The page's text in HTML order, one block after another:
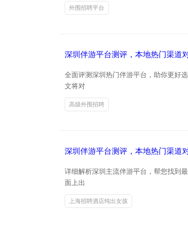
外围招聘平台
深圳伴游平台测评，本地热门渠道
全面评测深圳热门伴游平台，助你更好
文将对
高级外围招聘
深圳伴游平台测评，本地热门渠道
详细解析深圳主流伴游平台，帮您找到
面上出
上海招聘酒店纯出女孩